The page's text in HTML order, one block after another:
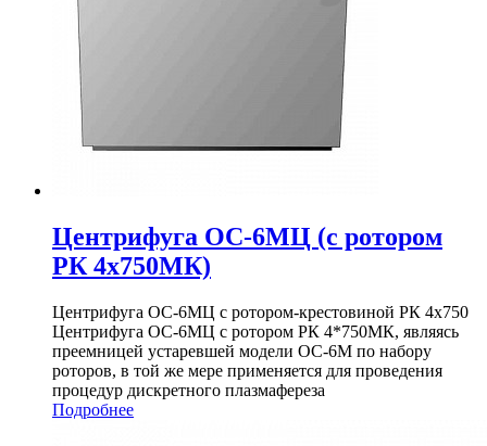
Центрифуга ОС-6МЦ (с ротором
РК 4х750МК)
Центрифуга ОС-6МЦ с ротором-крестовиной РК 4х750
Центрифуга ОС-6МЦ с ротором РК 4*750МК, являясь
преемницей устаревшей модели ОС-6М по набору
роторов, в той же мере применяется для проведения
процедур дискретного плазмафереза
Подробнее